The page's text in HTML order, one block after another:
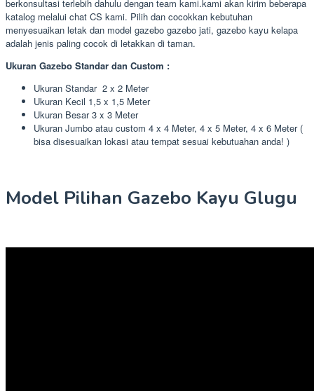
berkonsultasi terlebih dahulu dengan team kami.kami akan kirim beberapa
katalog melalui chat CS kami. Pilih dan cocokkan kebutuhan
menyesuaikan letak dan model gazebo gazebo jati, gazebo kayu kelapa
adalah jenis paling cocok di letakkan di taman.
Ukuran Gazebo Standar dan Custom :
Ukuran Standar 2 x 2 Meter
Ukuran Kecil 1,5 x 1,5 Meter
Ukuran Besar 3 x 3 Meter
Ukuran Jumbo atau custom 4 x 4 Meter, 4 x 5 Meter, 4 x 6 Meter (
bisa disesuaikan lokasi atau tempat sesuai kebutuahan anda! )
Model Pilihan Gazebo Kayu Glugu